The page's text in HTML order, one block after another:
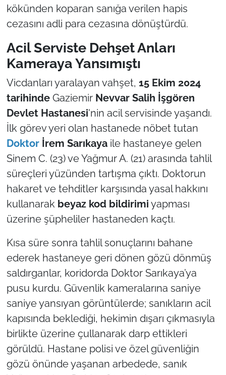
kökünden koparan sanığa verilen hapis
cezasını adli para cezasına dönüştürdü.
Acil Serviste Dehşet Anları
Kameraya Yansımıştı
Vicdanları yaralayan vahşet, 15 Ekim 2024
tarihindeGaziemir Nevvar Salih İşgören
Devlet Hastanesi'nin acil servisinde yaşandı.
İlk görev yeri olan hastanede nöbet tutan
Doktorİrem Sarıkayaile hastaneye gelen
Sinem C. (23) ve Yağmur A. (21) arasında tahlil
süreçleri yüzünden tartışma çıktı. Doktorun
hakaret ve tehditler karşısında yasal hakkını
kullanarak beyaz kod bildirimi yapması
üzerine şüpheliler hastaneden kaçtı.
Kısa süre sonra tahlil sonuçlarını bahane
ederek hastaneye geri dönen gözü dönmüş
saldırganlar, koridorda Doktor Sarıkaya’ya
pusu kurdu. Güvenlik kameralarına saniye
saniye yansıyan görüntülerde; sanıkların acil
kapısında beklediği, hekimin dışarı çıkmasıyla
birlikte üzerine çullanarak darp ettikleri
görüldü. Hastane polisi ve özel güvenliğin
gözü önünde yaşanan arbedede, sanık